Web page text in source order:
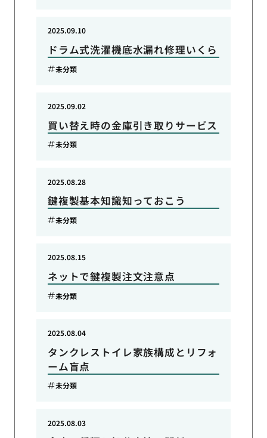
ドラム式洗濯機底水漏れ修理いくら
2025.09.10
未分類
買い替え時の金庫引き取りサービス
2025.09.02
未分類
鍵複製基本知識知っておこう
2025.08.28
未分類
ネットで鍵複製注文注意点
2025.08.15
未分類
タンクレストイレ家族構成とリフォ
ーム盲点
2025.08.04
未分類
2025.08.03